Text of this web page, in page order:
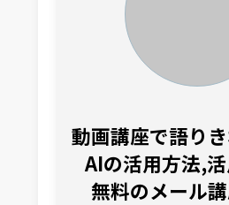
動画講座で語り
AIの活用方法,
無料のメール